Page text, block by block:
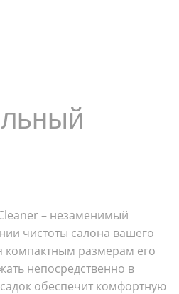
– незаменимый
чистоты салона вашего
компактным размерам его
непосредственно в
обеспечит комфортную